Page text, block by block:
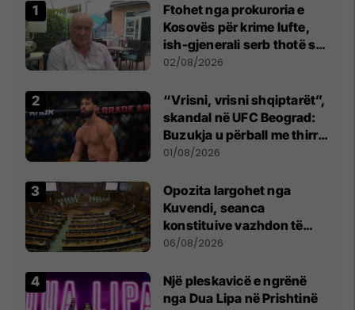
Ftohet nga prokuroria e
Kosovës për krime lufte,
ish-gjenerali serb thotë se
dikush e tradhtoi në
02/08/2026
“Vrisni, vrisni shqiptarët”,
skandal në UFC Beograd:
Buzukja u përball me thirrje
anti-shqiptare nga
01/08/2026
Opozita largohet nga
Kuvendi, seanca
konstituive vazhdon të
shtunën në orën 11:00
06/08/2026
Një pleskavicë e ngrënë
nga Dua Lipa në Prishtinë